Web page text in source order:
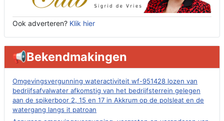
Ook adverteren? Klik hier
📢Bekendmakingen
Omgevingsvergunning wateractiviteit wf-951428 lozen van
bedrijfsafvalwater afkomstig van het bedrijfsterrein gelegen
aan de spikerboor 2, 15 en 17 in Akkrum op de polsleat en de
watergang langs it patroan